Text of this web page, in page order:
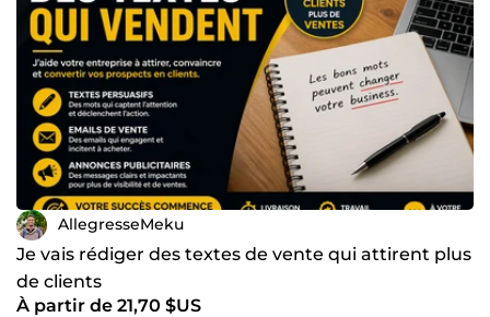
AllegresseMeku
Je vais rédiger des textes de vente qui attirent plus
de clients
À partir de 21,70 $US